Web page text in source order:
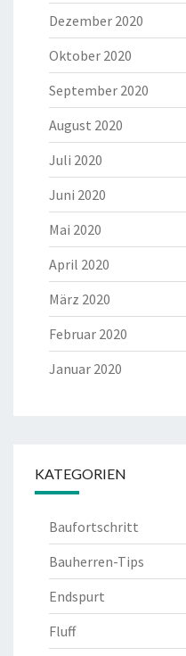
Dezember 2020
Oktober 2020
September 2020
August 2020
Juli 2020
Juni 2020
Mai 2020
April 2020
März 2020
Februar 2020
Januar 2020
KATEGORIEN
Baufortschritt
Bauherren-Tips
Endspurt
Fluff